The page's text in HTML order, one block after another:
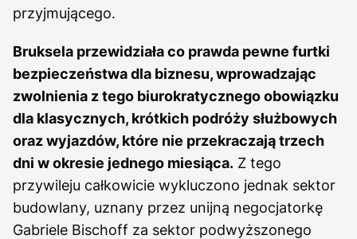
przyjmującego.
Bruksela przewidziała co prawda pewne furtki
bezpieczeństwa dla biznesu, wprowadzając
zwolnienia z tego biurokratycznego obowiązku
dla klasycznych, krótkich podróży służbowych
oraz wyjazdów, które nie przekraczają trzech
dni w okresie jednego miesiąca. Z tego
przywileju całkowicie wykluczono jednak sektor
budowlany, uznany przez unijną negocjatorkę
Gabriele Bischoff za sektor podwyższonego